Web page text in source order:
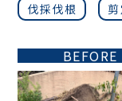
伐採伐根
BEFORE